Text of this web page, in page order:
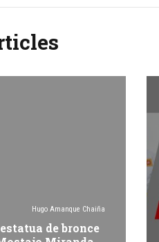
Hugo Amanque Chaiña
de bronce